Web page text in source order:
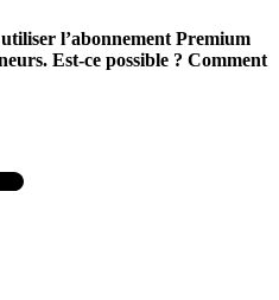
l’abonnement Premium
Est-ce possible ? Comment